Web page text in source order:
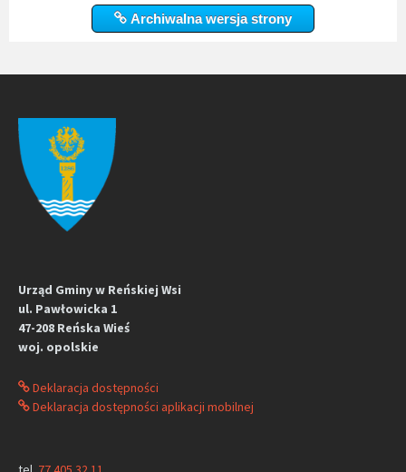
Archiwalna wersja strony
Urząd Gminy w Reńskiej Wsi
ul. Pawłowicka 1
47-208 Reńska Wieś
woj. opolskie
Deklaracja dostępności
Deklaracja dostępności aplikacji mobilnej